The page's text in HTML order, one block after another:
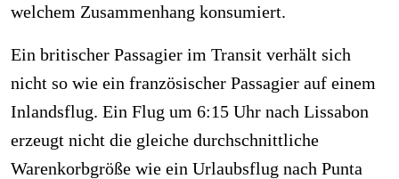
welchem Zusammenhang konsumiert.
Ein britischer Passagier im Transit verhält sich
nicht so wie ein französischer Passagier auf einem
Inlandsflug. Ein Flug um 6:15 Uhr nach Lissabon
erzeugt nicht die gleiche durchschnittliche
Warenkorbgröße wie ein Urlaubsflug nach Punta